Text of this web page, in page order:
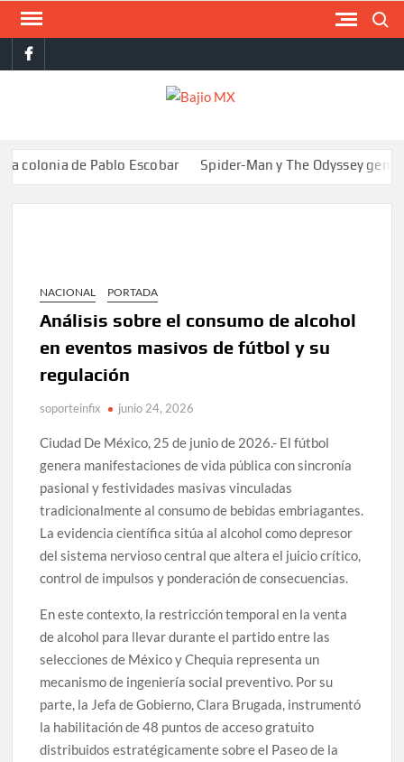
Saltar
contenidofacebook
de Pablo Escobar Spider-Man y The Odyssey generan
NACIONAL PORTADA
Análisis sobre el consumo de alcohol
en eventos masivos de fútbol y su
regulación
soporteinfix junio 24, 2026
Ciudad De México, 25 de junio de 2026.- El fútbol
genera manifestaciones de vida pública con sincronía
pasional y festividades masivas vinculadas
tradicionalmente al consumo de bebidas embriagantes.
La evidencia científica sitúa al alcohol como depresor
del sistema nervioso central que altera el juicio crítico,
control de impulsos y ponderación de consecuencias.
En este contexto, la restricción temporal en la venta
de alcohol para llevar durante el partido entre las
selecciones de México y Chequia representa un
mecanismo de ingeniería social preventivo. Por su
parte, la Jefa de Gobierno, Clara Brugada, instrumentó
la habilitación de 48 puntos de acceso gratuito
distribuidos estratégicamente sobre el Paseo de la